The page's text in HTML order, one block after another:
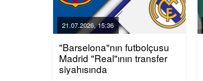
21.07.2026, 15:36
"Barselona"nın futbolçusu
Madrid "Real"ının transfer
siyahısında